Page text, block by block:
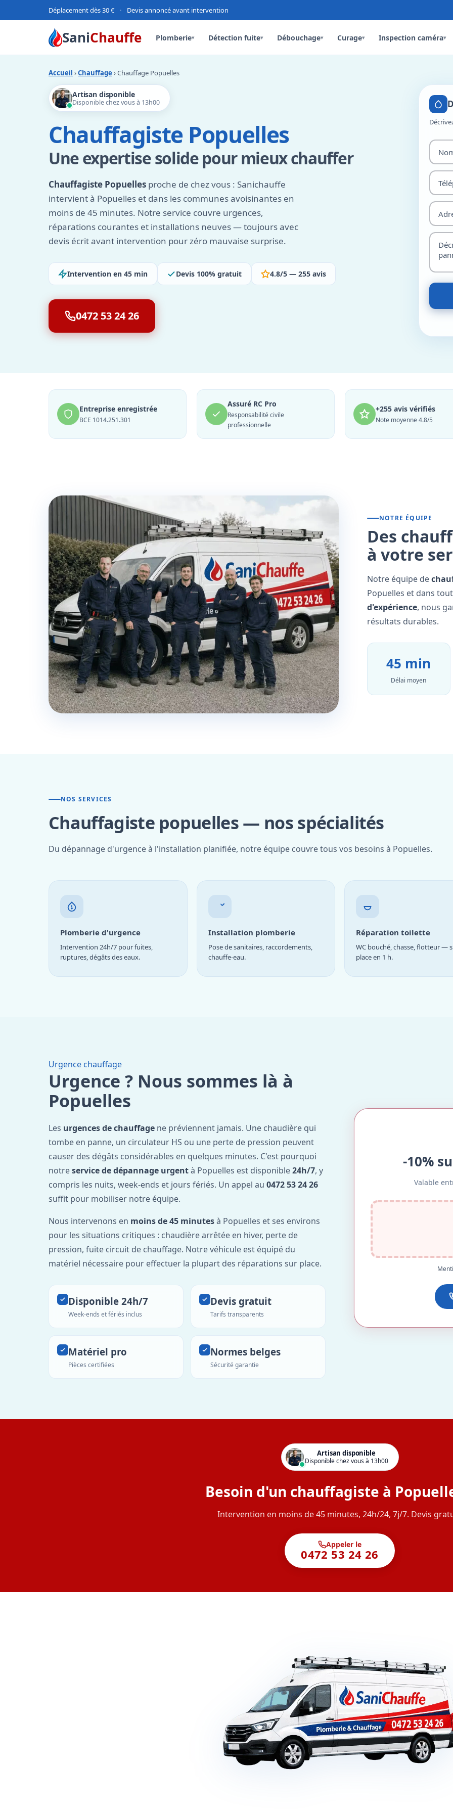
Déplacement dès 30 € • Devis annoncé avant intervention
SaniChauffe Plomberie▾ Détection fuite▾ Débouchage▾ Curage▾ Inspection caméra▾
Accueil ›Chauffage › Chauffage Popuelles
Artisan disponible
Disponible chez vous à 13h00
Chauffagiste Popuelles
Une expertise solide pour mieux chauffer
Chauffagiste Popuelles proche de chez vous : Sanichauffe
intervient à Popuelles et dans les communes avoisinantes en
moins de 45 minutes. Notre service couvre urgences,
réparations courantes et installations neuves — toujours avec
devis écrit avant intervention pour zéro mauvaise surprise.
Intervention en 45 min Devis 100% gratuit 4.8/5 — 255 avis
0472 53 24 26
Entreprise enregistrée
BCE 1014.251.301
Assuré RC Pro
Responsabilité civile
professionnelle
+255 avis vérifiés
Note moyenne 4.8/5
NOTRE ÉQUIPE
Des
à votre
Notre équipe de
Popuelles et dans
d'expérience, nous
résultats durables.
45 min
Délai moyen
NOS SERVICES
Chauffagiste popuelles — nos spécialités
Du dépannage d'urgence à l'installation planifiée, notre équipe couvre tous vos besoins à Popuelles.
Plomberie d'urgence
Intervention 24h/7 pour fuites,
ruptures, dégâts des eaux.
Installation plomberie
Pose de sanitaires, raccordements,
chauffe-eau.
Réparation toilette
WC bouché, chasse, flotteur —
place en 1 h.
Urgence chauffage
Urgence ? Nous sommes là à
Popuelles
Les urgences de chauffage ne préviennent jamais. Une chaudière qui
tombe en panne, un circulateur HS ou une perte de pression peuvent
causer des dégâts considérables en quelques minutes. C'est pourquoi
notreservice de dépannage urgentà Popuelles est disponible24h/7, y
compris les nuits, week-ends et jours fériés. Un appel au 0472 53 24 26
suffit pour mobiliser notre équipe.
Nous intervenons en moins de 45 minutesà Popuelles et ses environs
pour les situations critiques : chaudière arrêtée en hiver, perte de
pression, fuite circuit de chauffage. Notre véhicule est équipé du
matériel nécessaire pour effectuer la plupart des réparations sur place.
Disponible 24h/7
Week-ends et fériés inclus
Devis gratuit
Tarifs transparents
Matériel pro
Pièces certifiées
Normes belges
Sécurité garantie
-10%
Valable
Artisan disponible
Disponible chez vous à 13h00
Besoin d'un chauffagiste à
Intervention en moins de 45 minutes, 24h/24, 7j/7. Devis
Appeler le
0472 53 24 26